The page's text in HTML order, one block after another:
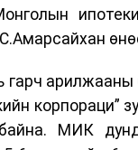
гарч
корпораци”
МИК